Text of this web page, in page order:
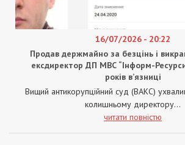
16/07/2026 - 20:22
Продав держмайно за безцінь і
ексдиректор ДП МВС “Інформ-
років в’язниці
Вищий антикорупційний суд (ВАКС)
колишньому директору...
читати повністю